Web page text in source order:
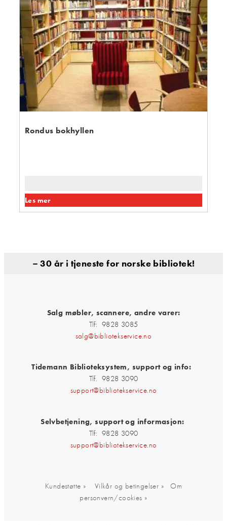
Rondus bokhyllen
Les mer
– 30 år i tjeneste for norske bibliotek!
Salg møbler, scannere, andre varer:
Tlf: 9828 3085
salg@bibliotekservice.no
Tidemann Biblioteksystem, support og info:
Tlf. 9828 3090
support@bibliotekservice.no
Selvbetjening, support og informasjon:
Tlf: 9828 3090
support@bibliotekservice.no
Kundestøtte » Vilkår og betingelser »
Om
personvern/cookies »